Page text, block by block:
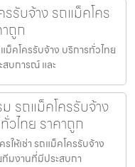
รับจ้าง รถแม็คโคร
ถูก
ม็คโครรับจ้าง บริการทั่วไทย
สบการณ์ และ
รถแม็คโครรับจ้าง
วไทย ราคาถูก
ให้เช่า รถแม็คโครรับจ้าง
ทีมงานที่มีประสบกา